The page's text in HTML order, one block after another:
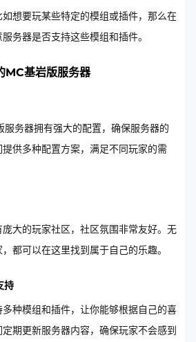
想要玩某些特定的模组或插件，那么在
务器是否支持这些模组和插件。
MC基岩版服务器
务器拥有强大的配置，确保服务器的
供多种配置方案，满足不同玩家的需
大的玩家社区，社区氛围非常友好。无
都可以在这里找到属于自己的乐趣。
持
种模组和插件，让你能够根据自己的喜
期更新服务器内容，确保玩家不会感到